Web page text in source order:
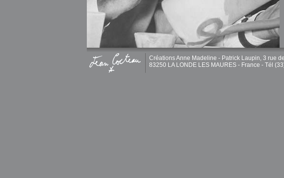
Créations Anne Madeline - Patrick Laupin, 3 rue
83250 LA LONDE LES MAURES - France - Tél